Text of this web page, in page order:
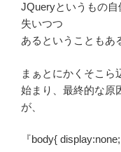
JQueryというもの
失いつつ
あるということもあ
まぁとにかくそこら
始まり、最終的な原
が、
『body{ display:none;